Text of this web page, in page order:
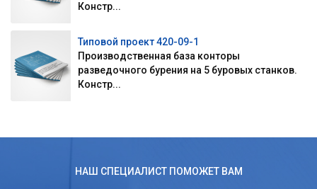
Констр...
Типовой проект 420-09-1
Производственная база конторы
разведочного бурения на 5 буровых станков.
Констр...
НАШ СПЕЦИАЛИСТ ПОМОЖЕТ ВАМ